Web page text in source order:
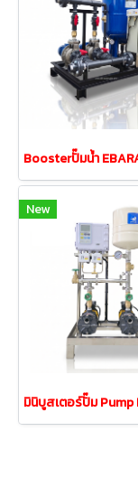
New